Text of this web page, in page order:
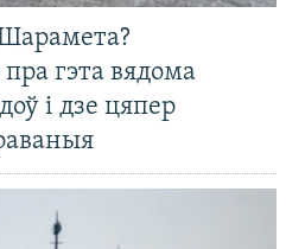
гэта вядома
і дзе цяпер